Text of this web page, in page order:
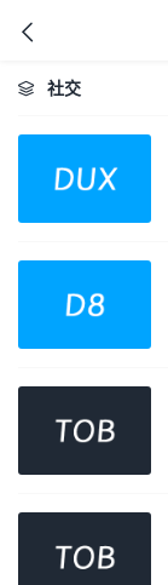

 社交